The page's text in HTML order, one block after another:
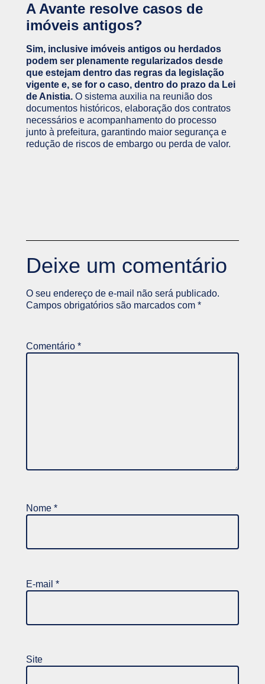
A Avante resolve casos de
imóveis antigos?
Sim, inclusive imóveis antigos ou herdados
podem ser plenamente regularizados desde
que estejam dentro das regras da legislação
vigente e, se for o caso, dentro do prazo da Lei
de Anistia. O sistema auxilia na reunião dos
documentos históricos, elaboração dos contratos
necessários e acompanhamento do processo
junto à prefeitura, garantindo maior segurança e
redução de riscos de embargo ou perda de valor.
Deixe um comentário
O seu endereço de e-mail não será publicado.
Campos obrigatórios são marcados com *
Comentário *
Nome *
E-mail *
Site